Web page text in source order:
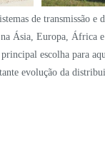
de transmissão e
na Ásia, Europa, África
escolha para
evolução da